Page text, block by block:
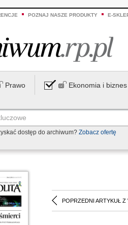
POZNAJ NASZE PRODUKTY E-
Prawo Ekonomia i biznes
dostęp do archiwum? Zobacz ofertę
POPRZEDNI ARTYKUŁ Z